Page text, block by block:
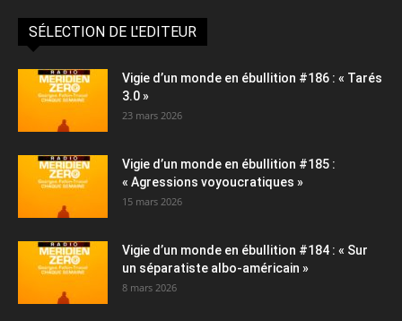
SÉLECTION DE L'EDITEUR
Vigie d’un monde en ébullition #186 : « Tarés
3.0 »
23 mars 2026
Vigie d’un monde en ébullition #185 :
« Agressions voyoucratiques »
15 mars 2026
Vigie d’un monde en ébullition #184 : « Sur
un séparatiste albo-américain »
8 mars 2026